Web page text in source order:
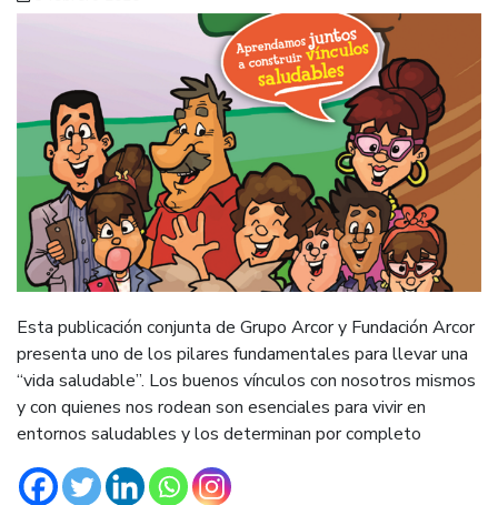
Esta publicación conjunta de Grupo Arcor y Fundación Arcor
presenta uno de los pilares fundamentales para llevar una
“vida saludable”. Los buenos vínculos con nosotros mismos
y con quienes nos rodean son esenciales para vivir en
entornos saludables y los determinan por completo